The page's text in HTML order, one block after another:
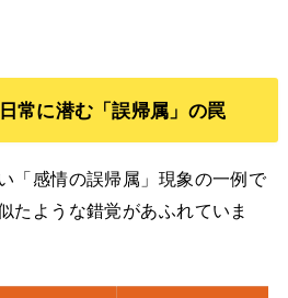
常に潜む「誤帰属」の罠
「感情の誤帰属」現象の一例で
たような錯覚があふれていま